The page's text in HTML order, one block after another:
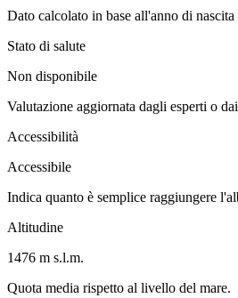
Dato calcolato in base all'anno di nascita
Stato di salute
Non disponibile
Valutazione aggiornata dagli esperti o
Accessibilità
Accessibile
Indica quanto è semplice raggiungere
Altitudine
1476 m s.l.m.
Quota media rispetto al livello del mare.